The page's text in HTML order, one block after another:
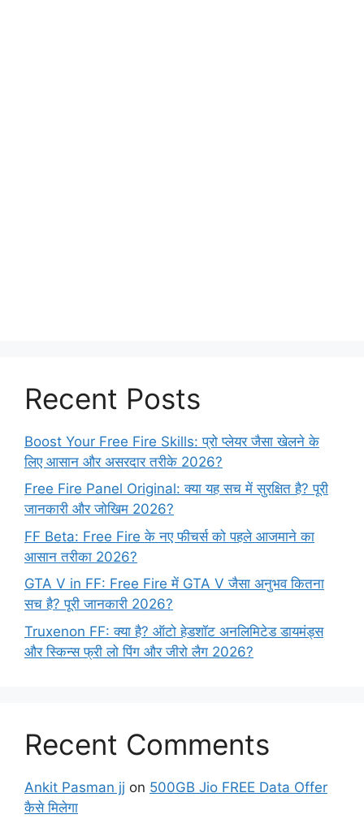
Recent Posts
Boost Your Free Fire Skills: प्रो प्लेयर जैसा खेलने के
लिए आसान और असरदार तरीके 2026?
Free Fire Panel Original: क्या यह सच में सुरक्षित है? पूरी
जानकारी और जोखिम 2026?
FF Beta: Free Fire के नए फीचर्स को पहले आजमाने का
आसान तरीका 2026?
GTA V in FF: Free Fire में GTA V जैसा अनुभव कितना
सच है? पूरी जानकारी 2026?
Truxenon FF: क्या है? ऑटो हेडशॉट अनलिमिटेड डायमंड्स
और स्किन्स फ्री लो पिंग और जीरो लैग 2026?
Recent Comments
Ankit Pasman jj on 500GB Jio FREE Data Offer
कैसे मिलेगा